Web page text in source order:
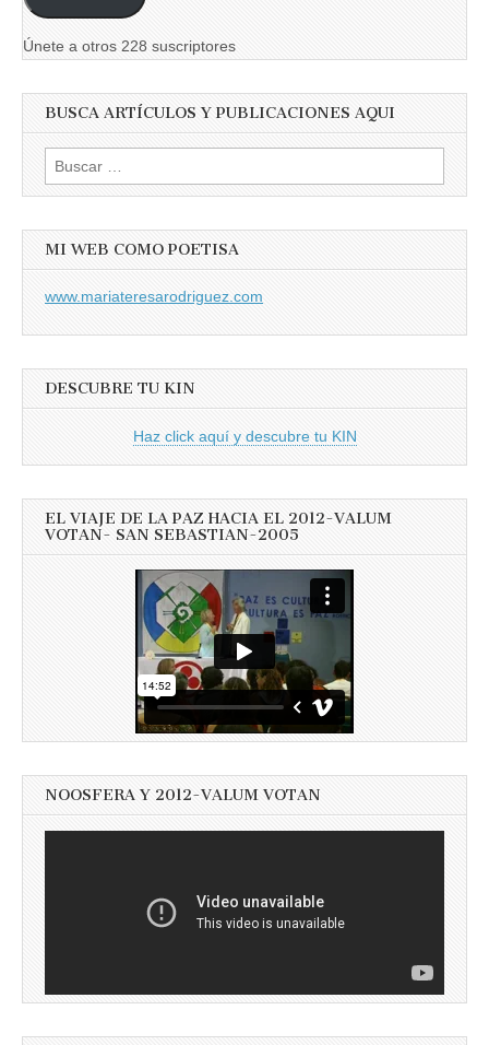
Únete a otros 228 suscriptores
BUSCA ARTÍCULOS Y PUBLICACIONES AQUI
Buscar:
MI WEB COMO POETISA
www.mariateresarodriguez.com
DESCUBRE TU KIN
Haz click aquí y descubre tu KIN
EL VIAJE DE LA PAZ HACIA EL 2012-VALUM
VOTAN- SAN SEBASTIAN-2005
NOOSFERA Y 2012-VALUM VOTAN